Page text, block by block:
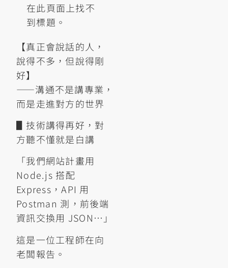
在此頁面上找不
到標題。
【真正會說話的人，
說得不多，但說得剛
好】
——溝通不是講專業，
而是走進對方的世界
▋技術講得再好，對
方聽不懂就是白講
「我們網站計畫用
Node.js 搭配
Express，API 用
Postman 測，前後端
資訊交換用 JSON…」
這是一位工程師在向
老闆報告。